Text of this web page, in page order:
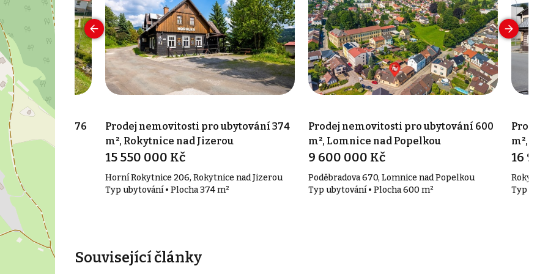
ubytování 276
- Dolní
Rokytnice
m²
Prodej nemovitosti pro ubytování 374
m², Rokytnice nad Jizerou
15 550 000 Kč
Horní Rokytnice 206, Rokytnice nad Jizerou
Typ ubytování • Plocha 374 m²
Prodej nemovitosti pro ubytování 600
m², Lomnice nad Popelkou
9 600 000 Kč
Poděbradova 670, Lomnice nad Popelkou
Typ ubytování • Plocha 600 m²
Prodej
m²,
16
Typ
Související články